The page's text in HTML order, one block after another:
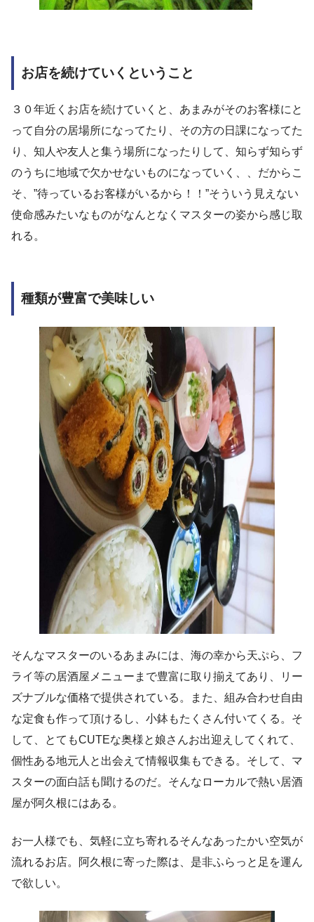
お店を続けていくということ
３０年近くお店を続けていくと、あまみがそのお客様にと
って自分の居場所になってたり、その方の日課になってた
り、知人や友人と集う場所になったりして、知らず知らず
のうちに地域で欠かせないものになっていく、、だからこ
そ、”待っているお客様がいるから！！”そういう見えない
使命感みたいなものがなんとなくマスターの姿から感じ取
れる。
種類が豊富で美味しい
そんなマスターのいるあまみには、海の幸から天ぷら、フ
ライ等の居酒屋メニューまで豊富に取り揃えてあり、リー
ズナブルな価格で提供されている。また、組み合わせ自由
な定食も作って頂けるし、小鉢もたくさん付いてくる。そ
して、とてもCUTEな奥様と娘さんお出迎えしてくれて、
個性ある地元人と出会えて情報収集もできる。そして、マ
スターの面白話も聞けるのだ。そんなローカルで熱い居酒
屋が阿久根にはある。
お一人様でも、気軽に立ち寄れるそんなあったかい空気が
流れるお店。阿久根に寄った際は、是非ふらっと足を運ん
で欲しい。